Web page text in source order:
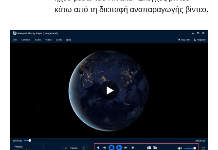
κάτω από τη διεπαφή αναπαραγωγής βίντεο.